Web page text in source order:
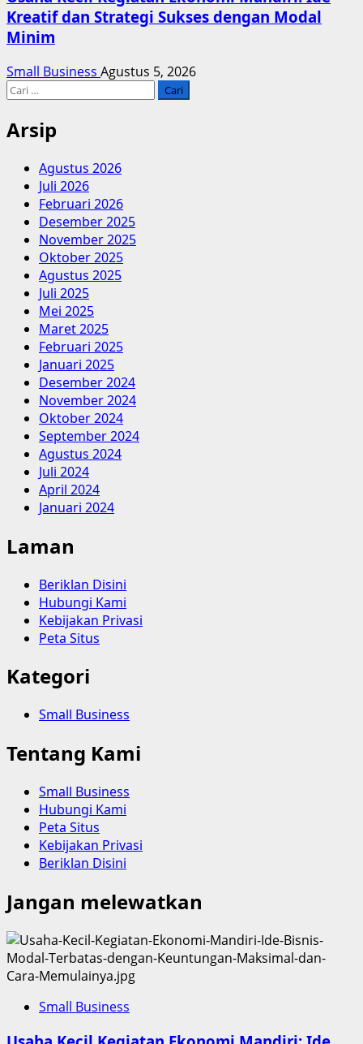
Kreatif dan Strategi Sukses dengan Modal
Minim
Small Business Agustus 5, 2026
Cari
Arsip
Agustus 2026
Juli 2026
Februari 2026
Desember 2025
November 2025
Oktober 2025
Agustus 2025
Juli 2025
Mei 2025
Maret 2025
Februari 2025
Januari 2025
Desember 2024
November 2024
Oktober 2024
September 2024
Agustus 2024
Juli 2024
April 2024
Januari 2024
Laman
Beriklan Disini
Hubungi Kami
Kebijakan Privasi
Peta Situs
Kategori
Small Business
Tentang Kami
Small Business
Hubungi Kami
Peta Situs
Kebijakan Privasi
Beriklan Disini
Jangan melewatkan
Small Business